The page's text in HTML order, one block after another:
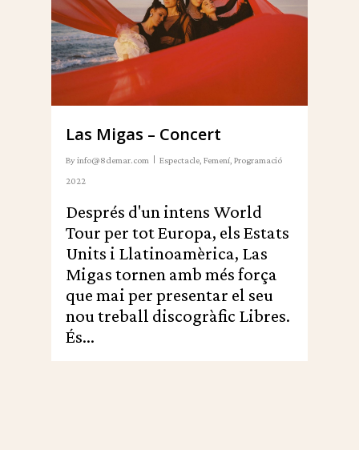
Las Migas – Concert
Byinfo@8demar.com Espectacle Femení Programació
2022
Després d'un intens World
Tour per tot Europa, els Estats
Units i Llatinoamèrica, Las
Migas tornen amb més força
que mai per presentar el seu
nou treball discogràfic Libres.
És...